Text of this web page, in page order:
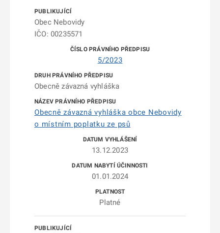
Obec Nebovidy
IČO: 00235571
5/2023
Obecně závazná vyhláška
Obecně závazná vyhláška obce Nebovidy
o místním poplatku ze psů
13.12.2023
01.01.2024
Platné